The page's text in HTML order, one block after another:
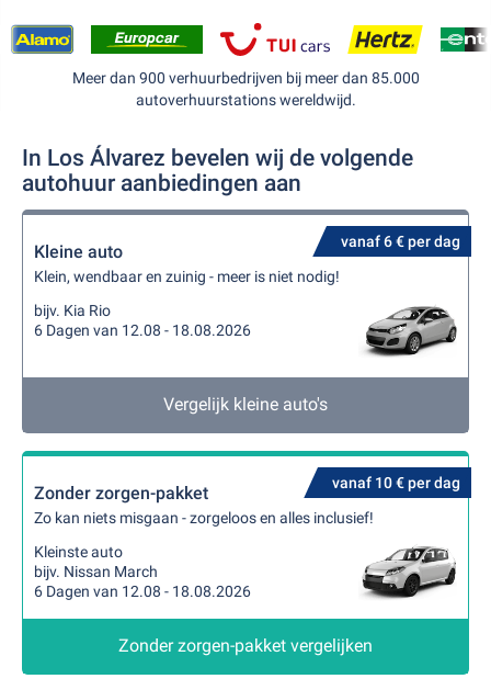
Meer dan 900 verhuurbedrijven bij meer dan 85.000
autoverhuurstations wereldwijd.
In Los Álvarez bevelen wij de volgende
autohuur aanbiedingen aan
vanaf 6 € per dag
Kleine auto
Klein, wendbaar en zuinig - meer is niet nodig!
bijv. Kia Rio
6 Dagen van 12.08 - 18.08.2026
Vergelijk kleine auto's
vanaf 10 € per dag
Zonder zorgen-pakket
Zo kan niets misgaan - zorgeloos en alles inclusief!
Kleinste auto
bijv. Nissan March
6 Dagen van 12.08 - 18.08.2026
Zonder zorgen-pakket vergelijken